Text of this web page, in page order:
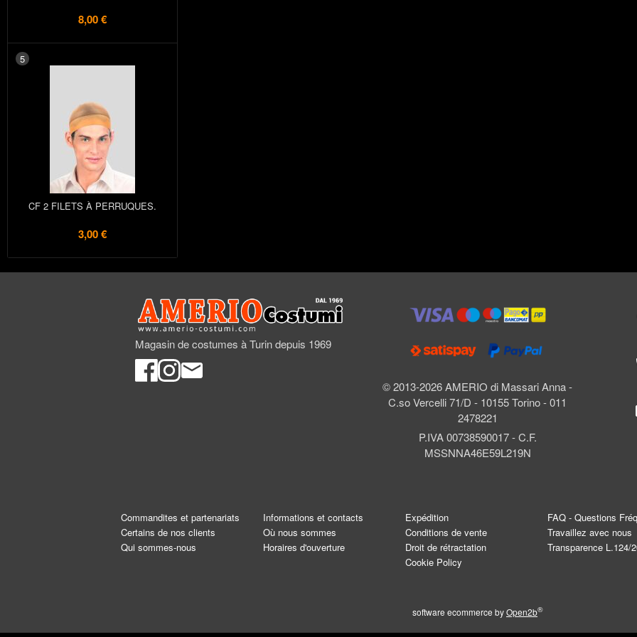
8,00 €
5
CF 2 FILETS À PERRUQUES.
3,00 €
Magasin de costumes à Turin depuis 1969
© 2013-2026 AMERIO di Massari Anna -
C.so Vercelli 71/D - 10155 Torino - 011
2478221
P.IVA 00738590017 - C.F.
MSSNNA46E59L219N
Commandites et partenariats
Certains de nos clients
Qui sommes-nous
Informations et contacts
Où nous sommes
Horaires d'ouverture
Expédition
Conditions de vente
Droit de rétractation
Cookie Policy
FAQ - Questions
Travaillez avec nous
Transparence L.124/
software ecommerce byOpen2b®